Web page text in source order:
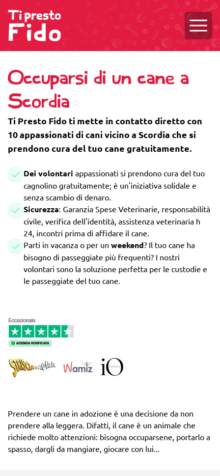
Occuparsi di un cane a
Scordia
Ti Presto Fido ti mette in contatto diretto con
10 appassionati di cani vicino a Scordia che si
prendono cura del tuo cane gratuitamente.
Dei volontari appassionati si prendono cura del tuo
cagnolino gratuitamente; è un'iniziativa solidale e
senza scambio di denaro.
Sicurezza: Garanzia Spese Veterinarie, responsabilità
civile, verifica dell'identità, assistenza veterinaria h
24, incontri prima di affidare il cane.
Parti in vacanza o per un weekend? Il tuo cane ha
bisogno di passeggiate più frequenti? I nostri
volontari sono la soluzione perfetta per le custodie e
le passeggiate del tuo cane.
Prendere un cane in adozione è una decisione da non
prendere alla leggera. Difatti, il cane è un animale che
richiede molto attenzioni: bisogna occuparsene, portarlo a
spasso, dargli da mangiare, giocare con lui...